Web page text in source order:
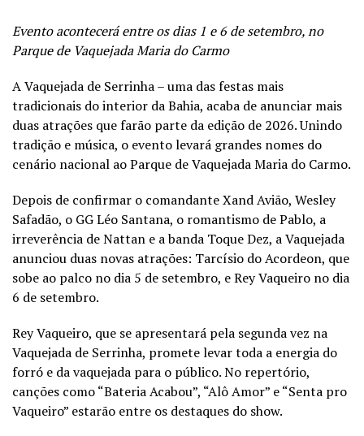
Evento acontecerá entre os dias 1 e 6 de setembro, no
Parque de Vaquejada Maria do Carmo
A Vaquejada de Serrinha – uma das festas mais
tradicionais do interior da Bahia, acaba de anunciar mais
duas atrações que farão parte da edição de 2026. Unindo
tradição e música, o evento levará grandes nomes do
cenário nacional ao Parque de Vaquejada Maria do Carmo.
Depois de confirmar o comandante Xand Avião, Wesley
Safadão, o GG Léo Santana, o romantismo de Pablo, a
irreverência de Nattan e a banda Toque Dez, a Vaquejada
anunciou duas novas atrações: Tarcísio do Acordeon, que
sobe ao palco no dia 5 de setembro, e Rey Vaqueiro no dia
6 de setembro.
Rey Vaqueiro, que se apresentará pela segunda vez na
Vaquejada de Serrinha, promete levar toda a energia do
forró e da vaquejada para o público. No repertório,
canções como “Bateria Acabou”, “Alô Amor” e “Senta pro
Vaqueiro” estarão entre os destaques do show.